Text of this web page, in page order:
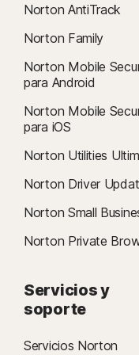
renovación automática.
Norton.com/virus-
Las funciones de Copia
en Windows (excepto
procesador ARM).
Las funciones de
Windows en modo S y
Las funciones de
funcione, el dispositivo del
Informe sobre
Resultados globales
Norton AntiTrack
Norton Family
Norton Mobile
para Android
Norton Mobile
para iOS
Norton Utilities
Norton Driver
Norton Small
Norton Private
Servicios y
soporte
Servicios Norton